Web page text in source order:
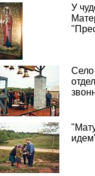
У
Село